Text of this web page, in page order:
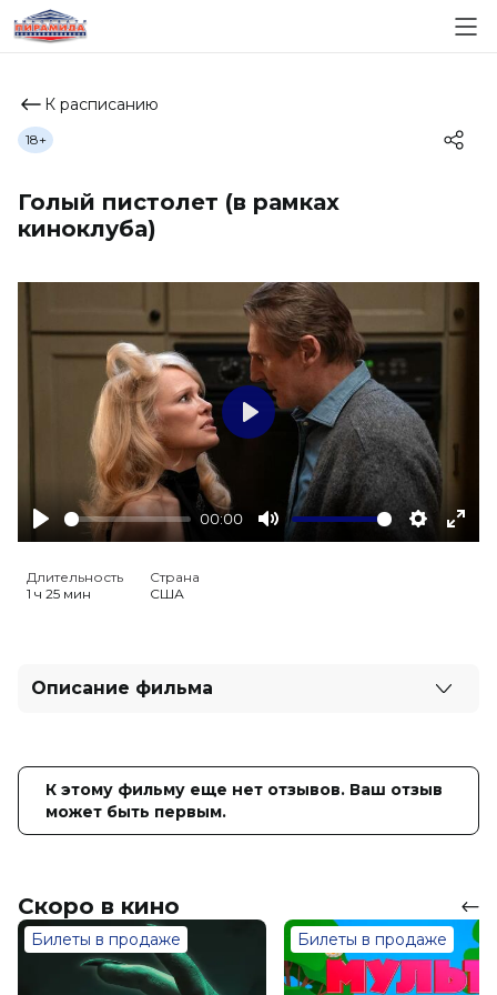
К расписанию
Голый пистолет (в рамках
киноклуба)
18+
Play
00:00
Mute Settings
Play
Длительность
1 ч 25 мин
Страна
США
Описание фильма
спасти мир.
Оценка 6.2/ 10 (45 144 голоса)
Слоган
—
Режиссер
Акива Шаффер
Актеры
Лиам Нисон, Пол Уолтер Хаузер,
Памела Андерсон, Кевин Дюран,
К этому фильму еще нет отзывов. Ваш отзыв
может быть первым.
Скоро в кино
Билеты в продаже Билеты в продаже